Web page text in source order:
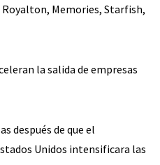
Memories, Starfish,
la salida de empresas
después de que el
Unidos intensificara las